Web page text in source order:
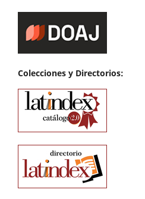
Colecciones y Directorios: